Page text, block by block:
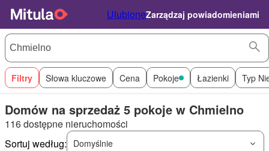
UlubioneZarządzaj powiadomieniami
Filtry Słowa kluczowe Cena Pokoje Łazienki Typ
Domów na sprzedaż 5 pokoje w Chmielno
116 dostępne nieruchomości
Sortuj według:
Domyślnie